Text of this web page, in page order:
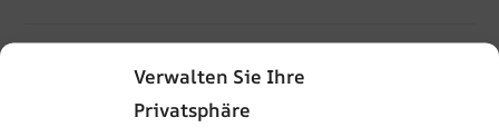
Verwalten Sie Ihre
Privatsphäre
Die Versandkosten betragen
100€